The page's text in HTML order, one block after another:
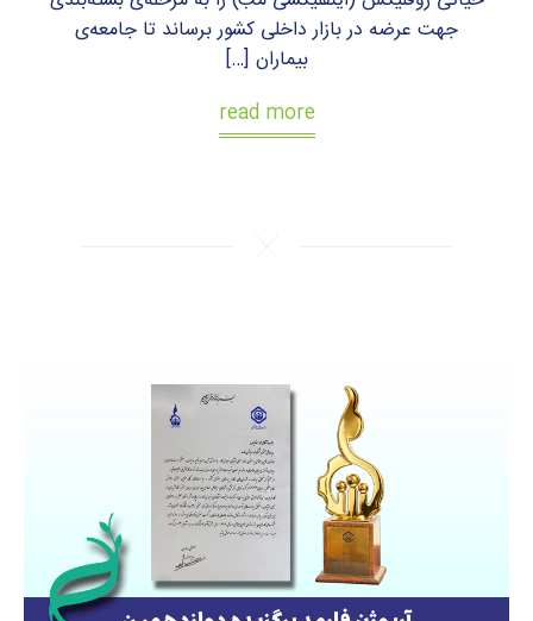
جهت عرضه در بازار داخلی کشور برساند تا جامعه‌ی
بیماران […]
read more